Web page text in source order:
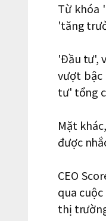
Từ khóa
'tăng
'Đầu tư',
vượt bậc
tư' tổng
Mặt
được
CEO
qua
thị